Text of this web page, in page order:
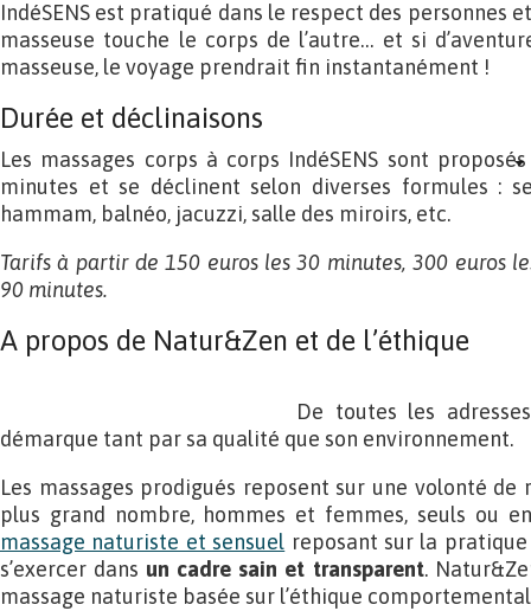
IndéSENS est pratiqué dans le respect des personnes
masseuse touche le corps de l’autre… et si
masseuse, le voyage prendrait fin instantanément !
Durée et déclinaisons
Les massages corps à corps IndéSENS sont
minutes et se déclinent selon diverses formules :
hammam, balnéo, jacuzzi, salle des miroirs, etc.
Tarifs à partir de 150 euros les 30 minutes, 300 euros
90 minutes.
A propos de Natur&Zen et de l’éthique
De toutes les
démarque tant par sa qualité que son environnement.
Les massages prodigués reposent sur une volonté
plus grand nombre, hommes et femmes, seuls ou
massage naturiste et sensuel reposant sur la
s’exercer dans un cadre sain et transparent.
massage naturiste basée sur l’éthique